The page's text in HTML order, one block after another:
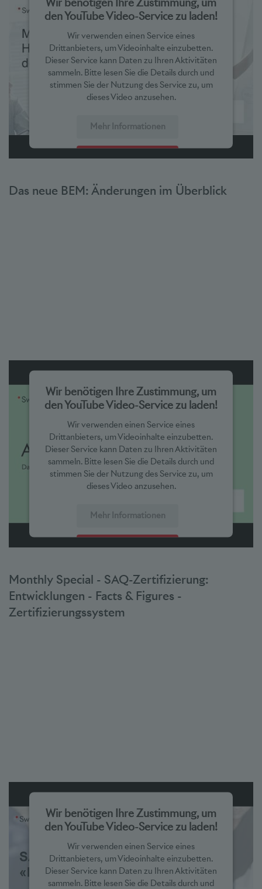
den YouTube Video-Service zu laden!
Wir verwenden einen Service eines
Drittanbieters, um Videoinhalte einzubetten.
Dieser Service kann Daten zu Ihren Aktivitäten
sammeln. Bitte lesen Sie die Details durch und
stimmen Sie der Nutzung des Service zu, um
dieses Video anzusehen.
Mehr Informationen
Akzeptieren
powered by Usercentrics Consent Management Platform
Das neue BEM: Änderungen im Überblick
Wir benötigen Ihre Zustimmung, um
den YouTube Video-Service zu laden!
Wir verwenden einen Service eines
Drittanbieters, um Videoinhalte einzubetten.
Dieser Service kann Daten zu Ihren Aktivitäten
sammeln. Bitte lesen Sie die Details durch und
stimmen Sie der Nutzung des Service zu, um
dieses Video anzusehen.
Mehr Informationen
Akzeptieren
powered by Usercentrics Consent Management Platform
Monthly Special - SAQ-Zertifizierung:
Entwicklungen - Facts & Figures -
Zertifizierungssystem
Wir benötigen Ihre Zustimmung, um
den YouTube Video-Service zu laden!
Wir verwenden einen Service eines
Drittanbieters, um Videoinhalte einzubetten.
Dieser Service kann Daten zu Ihren Aktivitäten
sammeln. Bitte lesen Sie die Details durch und